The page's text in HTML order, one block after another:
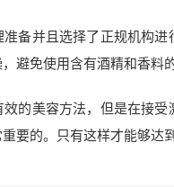
备并且选择了正规机构
避免使用含有酒精和香料
的美容方法，但是在接
要的。只有这样才能够达